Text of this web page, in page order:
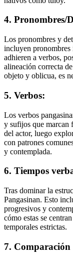
4. Pronombres/
Los pronombres y
incluyen pronombres
adhieren a verbos,
alineación correcta
objeto y oblicua, es
5. Verbos:
Los verbos
y sufijos que marcan
del actor, luego
con patrones
y contemplada.
6. Tiempos
Tras dominar la
Pangasinan. Esto
progresivos y
cómo estas se
temporales estrictas.
7. Comparación